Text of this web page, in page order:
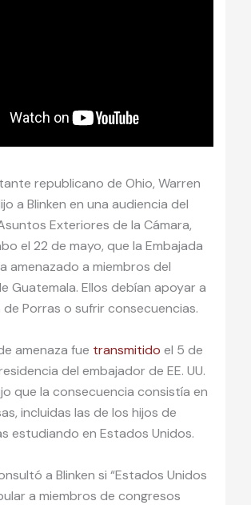
republicano de Ohio, Warren
a Blinken en una audiencia del
Exteriores de la Cámara,
el 22 de mayo, que la Embajada
amenazado a miembros del
Guatemala. Ellos debían apoyar a
Porras o sufrir consecuencias.
amenaza fue transmitido el 5 de
del embajador de EE. UU.
que la consecuencia consistía en
incluidas las de los hijos de
estudiando en Estados Unidos.
a Blinken si “Estados Unidos
a miembros de congresos